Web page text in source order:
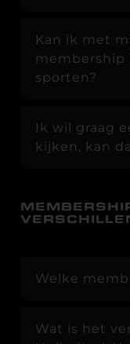
Kan ik met
membership
sporten?
Ik wil graag
kijken, kan
Welke
Wat is het